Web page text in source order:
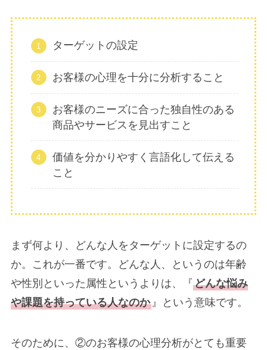
ターゲットの設定
お客様の心理を十分に分析すること
お客様のニーズに合った独自性のある
商品やサービスを見出すこと
価値を分かりやすく言語化して伝える
こと
まず何より、どんな人をターゲットに設定するの
か。これが一番です。どんな人、というのは年齢
や性別といった属性というよりは、『どんな悩み
や課題を持っている人なのか』という意味です。
そのために、②のお客様の心理分析がとても重要